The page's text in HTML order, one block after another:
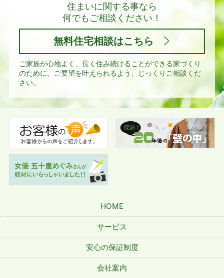
住まいに関する事なら
何でもご相談ください！
無料住宅相談はこちら
ご家族が心地よく、長く住み続けることができる家づくり
のために。
ご要望を叶えられるよう、じっくりご相談くだ
さい。
HOME
サービス
安心の保証制度
会社案内